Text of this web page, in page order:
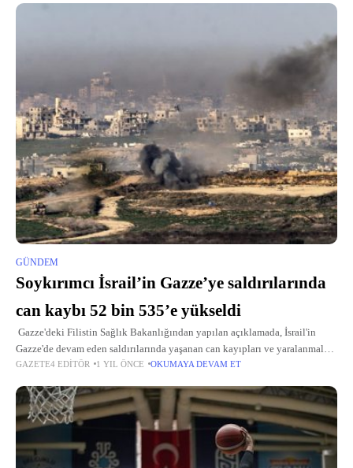
GÜNDEM
Soykırımcı İsrail’in Gazze’ye saldırılarında
can kaybı 52 bin 535’e yükseldi
Gazze'deki Filistin Sağlık Bakanlığından yapılan açıklamada, İsrail'in
Gazze'de devam eden saldırılarında yaşanan can kayıpları ve yaralanmalara
ilişkin son bilgiler paylaşıldı. Son 24 saatte Gazze'deki hastanelere 40 ölü
GAZETE4 EDITÖR 1 YIL ÖNCE OKUMAYA DEVAM ET